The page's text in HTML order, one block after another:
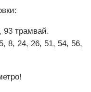
93 трамвай.
8, 24, 26, 51, 54, 56,